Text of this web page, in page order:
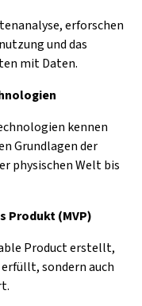
erforschen
und das
mit Daten.
kennen
Grundlagen der
physischen Welt bis
Produkt (MVP)
Product erstellt,
sondern auch